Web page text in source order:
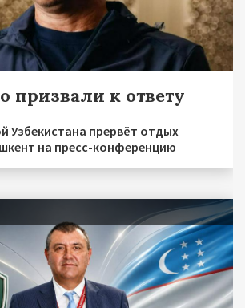
призвали к ответу
Узбекистана прервёт отдых
на пресс-конференцию